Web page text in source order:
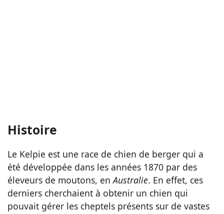
Histoire
Le Kelpie est une race de chien de berger qui a
été développée dans les années 1870 par des
éleveurs de moutons, enAustralie. En effet, ces
derniers cherchaient à obtenir un chien qui
pouvait gérer les cheptels présents sur de vastes